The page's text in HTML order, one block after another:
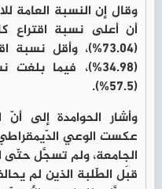
أن أعلى نسبة اقتراع
(73.04%)، وأقل
(34.98%)، فيما
(57.5%).
وأشار الحوامدة إلى أنّ
عكست الوعي
الجامعة، ولم تسجَّل حتّى
قبَل الطّلبة الذين لم